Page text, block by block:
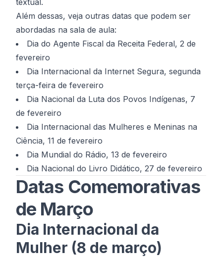
textual.
Além dessas, veja outras datas que podem ser
abordadas na sala de aula:
Dia do Agente Fiscal da Receita Federal, 2 de
fevereiro
Dia Internacional da Internet Segura, segunda
terça-feira de fevereiro
Dia Nacional da Luta dos Povos Indígenas, 7
de fevereiro
Dia Internacional das Mulheres e Meninas na
Ciência, 11 de fevereiro
Dia Mundial do Rádio, 13 de fevereiro
Dia Nacional do Livro Didático, 27 de fevereiro
Datas Comemorativas
de Março
Dia Internacional da
Mulher (8 de março)